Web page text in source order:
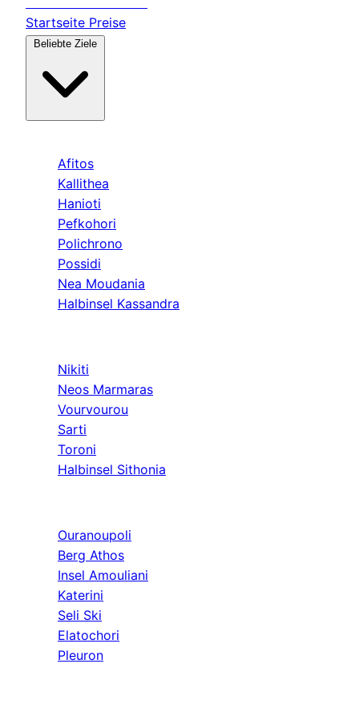
Startseite Preise
Afitos
Kallithea
Hanioti
Pefkohori
Polichrono
Possidi
Nea Moudania
Halbinsel Kassandra
Nikiti
Neos Marmaras
Vourvourou
Sarti
Toroni
Halbinsel Sithonia
Ouranoupoli
Berg Athos
Insel Amouliani
Katerini
Seli Ski
Elatochori
Pleuron